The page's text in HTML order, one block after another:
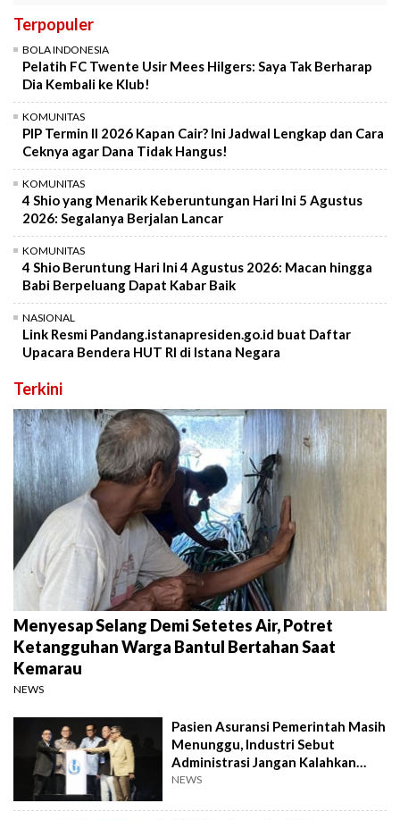
Terpopuler
BOLA INDONESIA
Pelatih FC Twente Usir Mees Hilgers: Saya Tak Berharap
Dia Kembali ke Klub!
KOMUNITAS
PIP Termin II 2026 Kapan Cair? Ini Jadwal Lengkap dan Cara
Ceknya agar Dana Tidak Hangus!
KOMUNITAS
4 Shio yang Menarik Keberuntungan Hari Ini 5 Agustus
2026: Segalanya Berjalan Lancar
KOMUNITAS
4 Shio Beruntung Hari Ini 4 Agustus 2026: Macan hingga
Babi Berpeluang Dapat Kabar Baik
NASIONAL
Link Resmi Pandang.istanapresiden.go.id buat Daftar
Upacara Bendera HUT RI di Istana Negara
Terkini
Menyesap Selang Demi Setetes Air, Potret
Ketangguhan Warga Bantul Bertahan Saat
Kemarau
NEWS
Pasien Asuransi Pemerintah Masih
Menunggu, Industri Sebut
Administrasi Jangan Kalahkan
Kemanusiaan
NEWS